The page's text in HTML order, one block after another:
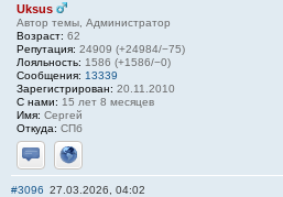
Uksus
Автор темы, Администратор
Возраст: 62
Репутация: 24909 (+24984/−75)
Лояльность: 1586 (+1586/−0)
Сообщения: 13339
Зарегистрирован: 20.11.2010
С нами: 15 лет 8 месяцев
Имя: Сергей
Откуда: СПб
Отправить личное сообщение
Сайт
#3096 27.03.2026, 04:02